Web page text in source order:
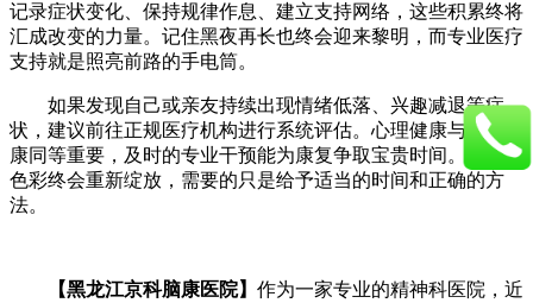
记录症状变化、保持规律作息、建立支持网络，这些积累终将
汇成改变的力量。记住黑夜再长也终会迎来黎明，而专业医疗
支持就是照亮前路的手电筒。
如果发现自己或亲友持续出现情绪低落、兴趣减退等症
状，建议前往正规医疗机构进行系统评估。心理健康与身体健
康同等重要，及时的专业干预能为康复争取宝贵时间。生命的
色彩终会重新绽放，需要的只是给予适当的时间和正确的方
法。
【黑龙江京科脑康医院】 作为一家专业的精神科医院，近